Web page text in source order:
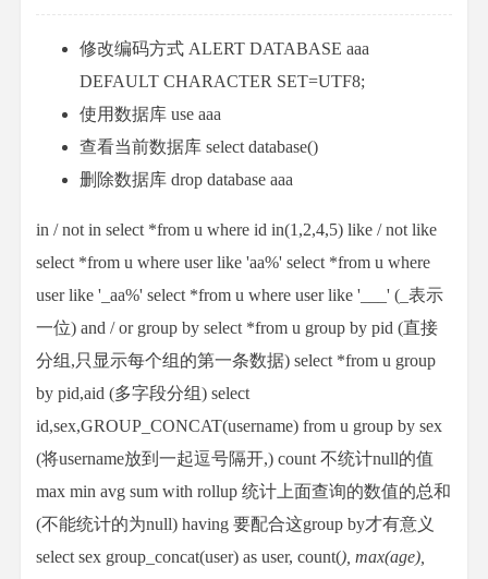
修改编码方式 ALERT DATABASE aaa
DEFAULT CHARACTER SET=UTF8;
使用数据库 use aaa
查看当前数据库 select database()
删除数据库 drop database aaa
in / not in select *from u where id in(1,2,4,5) like / not like
select *from u where user like 'aa%' select *from u where
user like '_aa%' select *from u where user like '___' (_表示
一位) and / or group by select *from u group by pid (直接
分组,只显示每个组的第一条数据) select *from u group
by pid,aid (多字段分组) select
id,sex,GROUP_CONCAT(username) from u group by sex
(将username放到一起逗号隔开,) count 不统计null的值
max min avg sum with rollup 统计上面查询的数值的总和
(不能统计的为null) having 要配合这group by才有意义
select sex group_concat(user) as user, count(), max(age),